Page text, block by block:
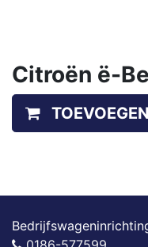
Citroën ë-